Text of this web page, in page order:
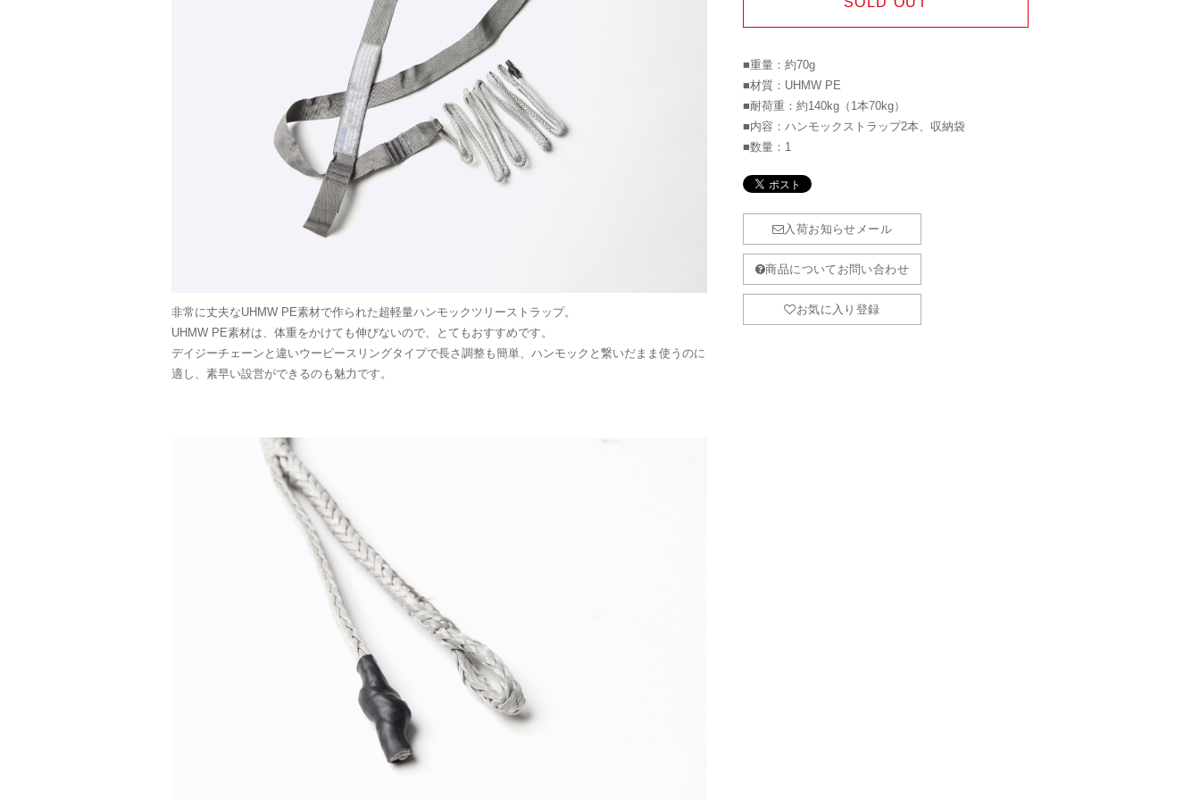
■重量：約70g
■材質：UHMW PE
■耐荷重：約140kg（1本70kg）
■内容：ハンモックストラップ2本、収納袋
■数量：1
非常に丈夫なUHMW PE素材で作られた超軽量ハンモックツリーストラップ。
UHMW PE素材は、体重をかけても伸びないので、とてもおすすめです。
デイジーチェーンと違いウーピースリングタイプで長さ調整も簡単、ハンモックと繋いだまま使うのに
適し、素早い設営ができるのも魅力です。